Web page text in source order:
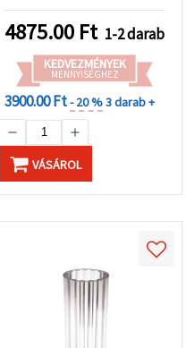
4875.00 Ft 1-2 darab
KEDVEZMÉNYEK
MENNYISÉGHEZ
3900.00 Ft- 20 %3 darab +
VÁSÁROL